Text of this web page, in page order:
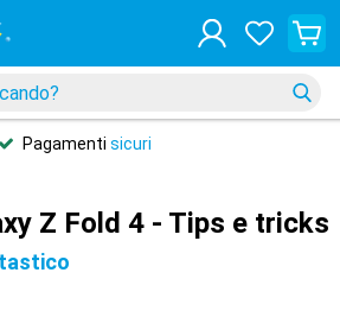
Pagamenti sicuri
Z Fold 4 - Tips e tricks